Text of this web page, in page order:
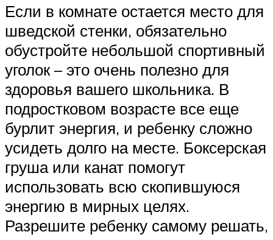
Если в комнате остается место для
шведской стенки, обязательно
обустройте небольшой спортивный
уголок – это очень полезно для
здоровья вашего школьника. В
подростковом возрасте все еще
бурлит энергия, и ребенку сложно
усидеть долго на месте. Боксерская
груша или канат помогут
использовать всю скопившуюся
энергию в мирных целях.
Разрешите ребенку самому решать,